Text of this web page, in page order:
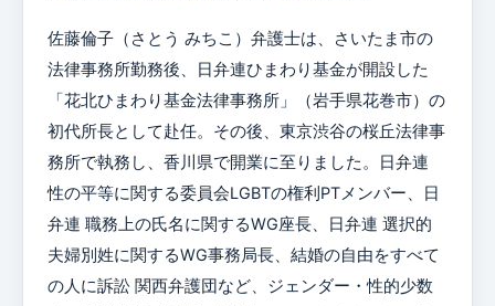
佐藤倫子（さとう みちこ）弁護士は、さいたま市の
法律事務所勤務後、日弁連ひまわり基金が開設した
「花北ひまわり基金法律事務所」（岩手県花巻市）の
初代所長として赴任。その後、東京渋谷の桜丘法律事
務所で執務し、香川県で開業に至りました。日弁連
性の平等に関する委員会LGBTの権利PTメンバー、日
弁連 職務上の氏名に関するWG座長、日弁連 選択的
夫婦別姓に関するWG事務局長、結婚の自由をすべて
の人に訴訟 関西弁護団など、ジェンダー・性的少数